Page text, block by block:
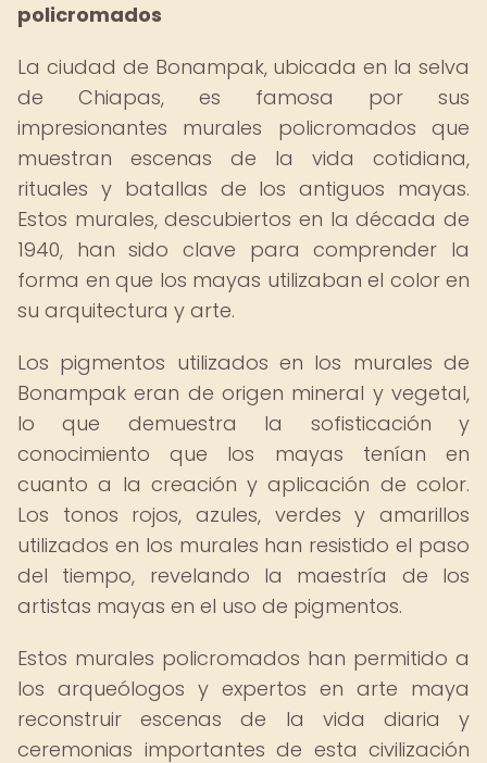
policromados
La ciudad de Bonampak, ubicada en la selva
de Chiapas, es famosa por sus
impresionantes murales policromados que
muestran escenas de la vida cotidiana,
rituales y batallas de los antiguos mayas.
Estos murales, descubiertos en la década de
1940, han sido clave para comprender la
forma en que los mayas utilizaban el color en
su arquitectura y arte.
Los pigmentos utilizados en los murales de
Bonampak eran de origen mineral y vegetal,
lo que demuestra la sofisticación y
conocimiento que los mayas tenían en
cuanto a la creación y aplicación de color.
Los tonos rojos, azules, verdes y amarillos
utilizados en los murales han resistido el paso
del tiempo, revelando la maestría de los
artistas mayas en el uso de pigmentos.
Estos murales policromados han permitido a
los arqueólogos y expertos en arte maya
reconstruir escenas de la vida diaria y
ceremonias importantes de esta civilización